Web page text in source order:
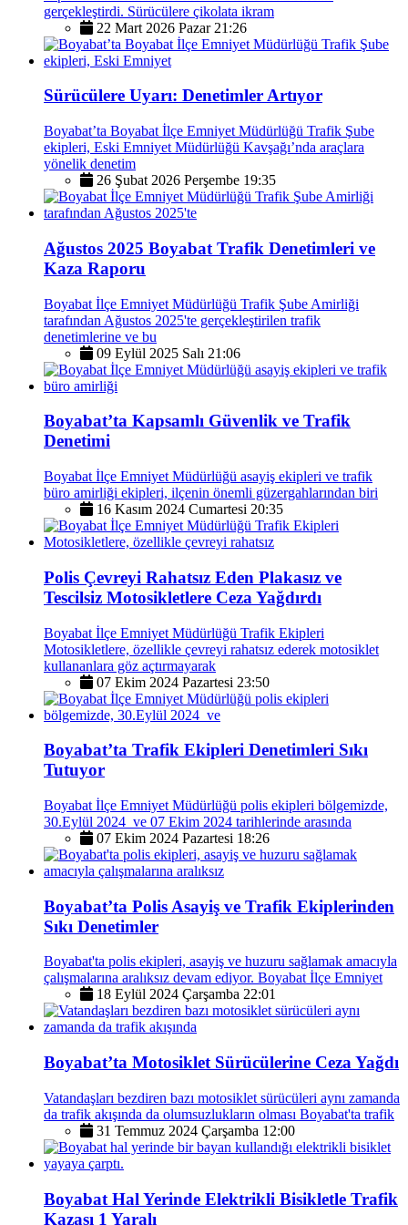
gerçekleştirdi. Sürücülere çikolata ikram
22 Mart 2026 Pazar 21:26
Sürücülere Uyarı: Denetimler Artıyor
Boyabat’ta Boyabat İlçe Emniyet Müdürlüğü Trafik Şube
ekipleri, Eski Emniyet Müdürlüğü Kavşağı’nda araçlara
yönelik denetim
26 Şubat 2026 Perşembe 19:35
Ağustos 2025 Boyabat Trafik Denetimleri ve
Kaza Raporu
Boyabat İlçe Emniyet Müdürlüğü Trafik Şube Amirliği
tarafından Ağustos 2025'te gerçekleştirilen trafik
denetimlerine ve bu
09 Eylül 2025 Salı 21:06
Boyabat’ta Kapsamlı Güvenlik ve Trafik
Denetimi
Boyabat İlçe Emniyet Müdürlüğü asayiş ekipleri ve trafik
büro amirliği ekipleri, ilçenin önemli güzergahlarından biri
16 Kasım 2024 Cumartesi 20:35
Polis Çevreyi Rahatsız Eden Plakasız ve
Tescilsiz Motosikletlere Ceza Yağdırdı
Boyabat İlçe Emniyet Müdürlüğü Trafik Ekipleri
Motosikletlere, özellikle çevreyi rahatsız ederek motosiklet
kullananlara göz açtırmayarak
07 Ekim 2024 Pazartesi 23:50
Boyabat’ta Trafik Ekipleri Denetimleri Sıkı
Tutuyor
Boyabat İlçe Emniyet Müdürlüğü polis ekipleri bölgemizde,
30.Eylül 2024 ve 07 Ekim 2024 tarihlerinde arasında
07 Ekim 2024 Pazartesi 18:26
Boyabat’ta Polis Asayiş ve Trafik Ekiplerinden
Sıkı Denetimler
Boyabat'ta polis ekipleri, asayiş ve huzuru sağlamak amacıyla
çalışmalarına aralıksız devam ediyor. Boyabat İlçe Emniyet
18 Eylül 2024 Çarşamba 22:01
Boyabat’ta Motosiklet Sürücülerine Ceza Yağdı
Vatandaşları bezdiren bazı motosiklet sürücüleri aynı zamanda
da trafik akışında da olumsuzlukların olması Boyabat'ta trafik
31 Temmuz 2024 Çarşamba 12:00
Boyabat Hal Yerinde Elektrikli Bisikletle Trafik
Kazası 1 Yaralı